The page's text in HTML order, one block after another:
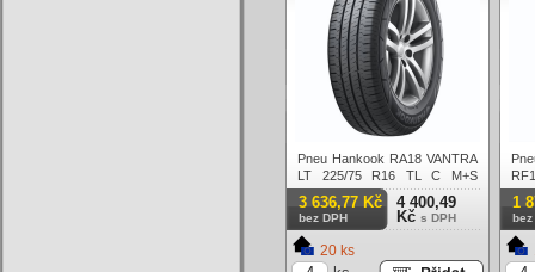
Pneu Hankook RA18 VANTRA
LT 225/75 R16 TL C M+S
121R Letní
3 636,77 Kč
bez DPH
4 400,49
Kč s DPH
20 ks
1
bez